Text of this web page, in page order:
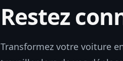
Restez
Transformez votre voiture